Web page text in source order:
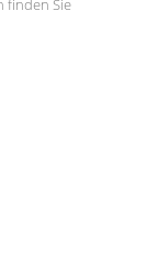
finden Sie